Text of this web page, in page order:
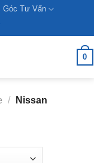
Góc Tư Vấn
0
/ Nissan